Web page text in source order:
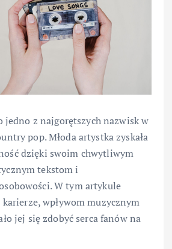
jedno z najgorętszych nazwisk w
pop. Młoda artystka zyskała
dzięki swoim chwytliwym
tekstom i
W tym artykule
wpływom muzycznym
jej się zdobyć serca fanów na